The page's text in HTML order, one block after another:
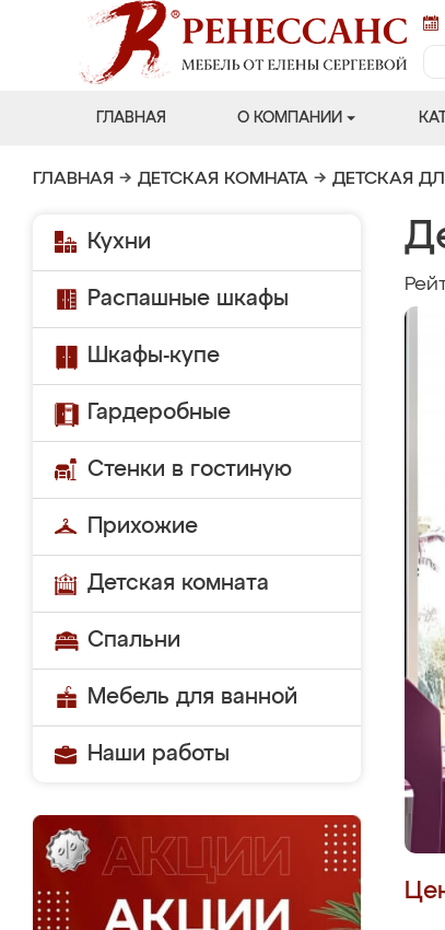
ГЛАВНАЯ О КОМПАНИИ
ГЛАВНАЯ → ДЕТСКАЯ КОМНАТА → ДЕТСКАЯ
Кухни
Распашные шкафы
Шкафы-купе
Гардеробные
Стенки в гостиную
Прихожие
Детская комната
Спальни
Мебель для ванной
Наши работы